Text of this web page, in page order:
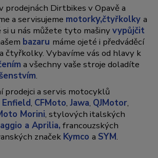
prodejnách Dirtbikes v Opavě a
a servisujeme motorky,čtyřkolkya
si u nás můžete tyto mašinyvypůjčit
bazaru máme ojeté i předváděcí
čtyřkolky. Vybavíme vás od hlavy k
a všechny vaše stroje doladíte
.
prodejci a servis motocyklů
Enfield, CFMoto,Jawa, QJMotor,
Morini, stylových italských
a Aprilia, francouzských
značek Kymcoa SYM.